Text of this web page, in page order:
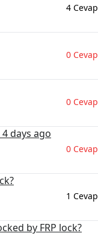
4 Cevap
0 Cevap
0 Cevap
days ago
0 Cevap
1 Cevap
by FRP lock?